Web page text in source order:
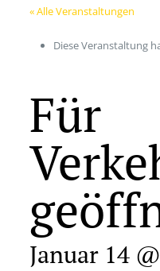
« Alle Veranstaltungen
Diese Veranstaltung
Für
Januar 14